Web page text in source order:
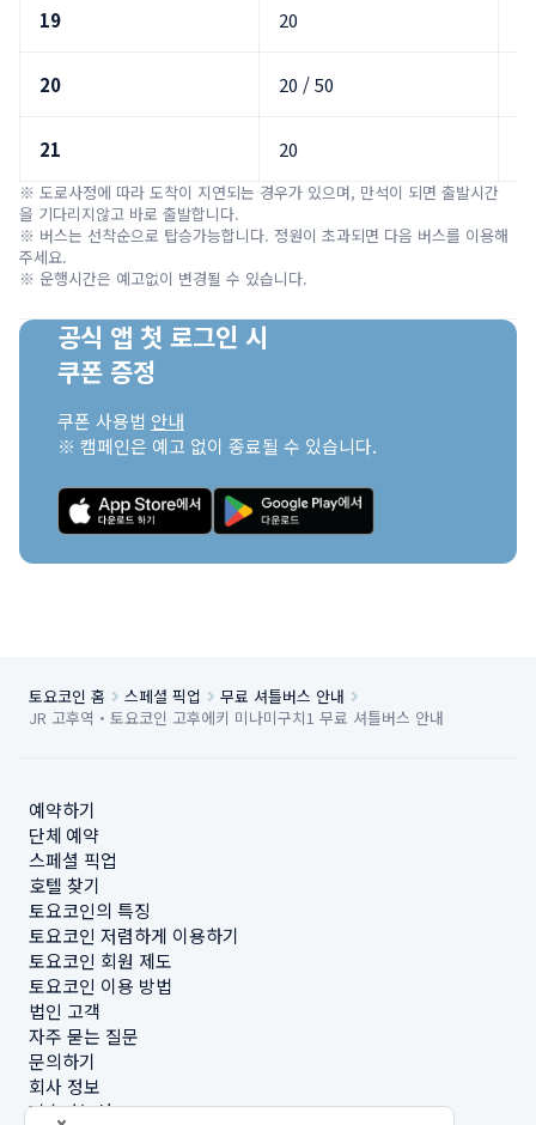
19 20
20 20 / 50
21 20
※ 도로사정에 따라 도착이 지연되는 경우가 있으며, 만석이 되면 출발시간
을 기다리지않고 바로 출발합니다.
※ 버스는 선착순으로 탑승가능합니다. 정원이 초과되면 다음 버스를 이용해
주세요.
※ 운행시간은 예고없이 변경될 수 있습니다.
공식 앱 첫 로그인 시
쿠폰 증정
쿠폰 사용법 안내
※ 캠페인은 예고 없이 종료될 수 있습니다.
토요코인 홈 스페셜 픽업
무료 셔틀버스 안내
JR 고후역・토요코인 고후에키 미나미구치1 무료 셔틀버스 안내
예약하기
단체 예약
스페셜 픽업
호텔 찾기
토요코인의 특징
토요코인 저렴하게 이용하기
토요코인 회원 제도
토요코인 이용 방법
법인 고객
자주 묻는 질문
문의하기
회사 정보
지속가능성